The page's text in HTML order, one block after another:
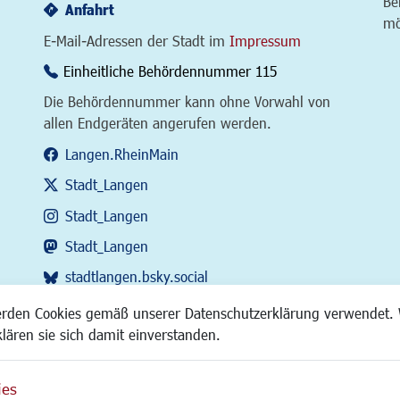
Cookies gemäß unserer Datenschutzerklärung
sie sich damit einverstanden.
Anfahrt
E-Mail-Adressen der Stadt im Impressum
Einheitliche Behördennummer 115
Die Behördennummer kann ohne Vorwahl von
allen Endgeräten angerufen werden.
Langen.RheinMain
Stadt_Langen
Stadt_Langen
Stadt_Langen
stadtlangen.bsky.social
RSS-Feed